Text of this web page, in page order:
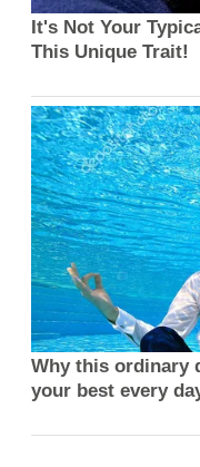
It's Not Your
This Unique Trait!
Why this ordinary
your best every